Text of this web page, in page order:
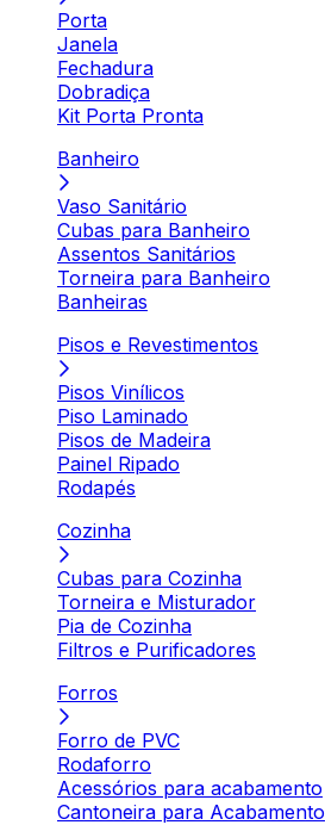
Porta
Janela
Fechadura
Dobradiça
Kit Porta Pronta
Banheiro
Vaso Sanitário
Cubas para Banheiro
Assentos Sanitários
Torneira para Banheiro
Banheiras
Pisos e Revestimentos
Pisos Vinílicos
Piso Laminado
Pisos de Madeira
Painel Ripado
Rodapés
Cozinha
Cubas para Cozinha
Torneira e Misturador
Pia de Cozinha
Filtros e Purificadores
Forros
Forro de PVC
Rodaforro
Acessórios para acabamento
Cantoneira para Acabamento